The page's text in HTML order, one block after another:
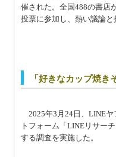
催された。全国488の書店
投票に参加し、熱い議論と
「好きなカップ焼き
2025年3月24日、LINEヤ
トフォーム「LINEリサー
する調査を実施した。